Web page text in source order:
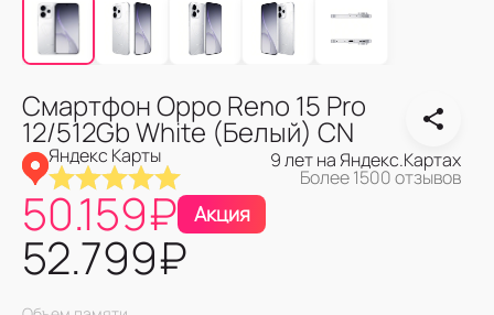
Смартфон Oppo Reno 15 Pro
12/512Gb White (Белый) CN
Яндекс Карты 9 лет на Яндекс.Картах
Более 1500 отзывов
50.159₽ Акция
52.799₽